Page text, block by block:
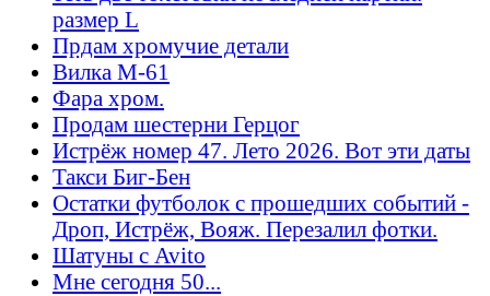
размер L
Прдам хромучие детали
Вилка М-61
Фара хром.
Продам шестерни Герцог
Истрёж номер 47. Лето 2026. Вот эти даты
Такси Биг-Бен
Остатки футболок с прошедших событий -
Дроп, Истрёж, Вояж. Перезалил фотки.
Шатуны с Avito
Мне сегодня 50...